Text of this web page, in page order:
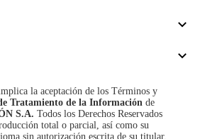
la aceptación de los Términos y
Tratamiento de la Información de
S.A. Todos los Derechos Reservados
total o parcial, así como su
sin autorización escrita de su titular.